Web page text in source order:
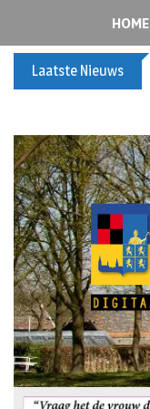
HOME
Laatste Nieuws